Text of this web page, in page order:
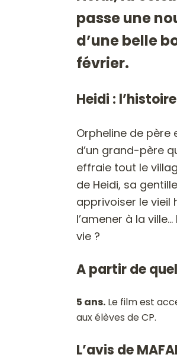
passe une
d’une belle
février.
Heidi :
Orpheline de père
d’un grand-père
effraie tout le
de Heidi, sa
apprivoiser le vieil
l’amener à la
vie ?
A partir de
5 ans.Le film est
aux élèves de CP.
L’avis de